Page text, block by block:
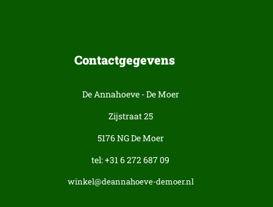
Contactgegevens
De Annahoeve - De Moer
Zijstraat 25
5176 NG De Moer
tel: +31 6 272 687 09
winkel@deannahoeve-demoer.nl